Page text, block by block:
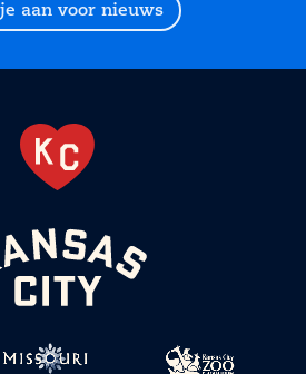
aan voor nieuws